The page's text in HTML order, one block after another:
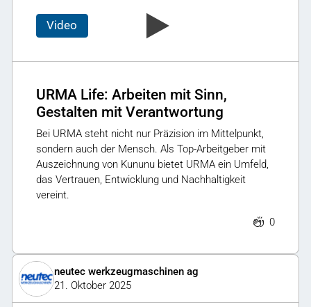
Video
URMA Life: Arbeiten mit Sinn,
Gestalten mit Verantwortung
Bei URMA steht nicht nur Präzision im Mittelpunkt,
sondern auch der Mensch. Als Top-Arbeitgeber mit
Auszeichnung von Kununu bietet URMA ein Umfeld,
das Vertrauen, Entwicklung und Nachhaltigkeit
vereint.
0
neutec werkzeugmaschinen ag
21. Oktober 2025